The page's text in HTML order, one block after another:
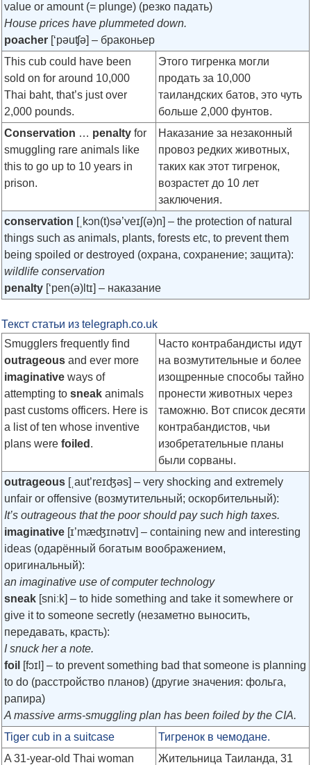
value or amount (= plunge) (резко падать)
House prices have plummeted down.
poacher [‘pəuʧə] – браконьер
This cub could have been
sold on for around 10,000
Thai baht, that’s just over
2,000 pounds.
Этого тигренка могли
продать за 10,000
таиландских батов, это чуть
больше 2,000 фунтов.
Conservation … penalty for
smuggling rare animals like
this to go up to 10 years in
prison.
Наказание за незаконный
провоз редких животных,
таких как этот тигренок,
возрастет до 10 лет
заключения.
conservation [ˌkɔn(t)sə’veɪʃ(ə)n] – the protection of natural
things such as animals, plants, forests etc, to prevent them
being spoiled or destroyed (охрана, сохранение; защита):
wildlife conservation
penalty [‘pen(ə)ltɪ] – наказание
Текст статьи из telegraph.co.uk
Smugglers frequently find
outrageous and ever more
imaginative ways of
attempting to sneak animals
past customs officers. Here is
a list of ten whose inventive
plans were foiled .
Часто контрабандисты идут
на возмутительные и более
изощренные способы тайно
пронести животных через
таможню. Вот список десяти
контрабандистов, чьи
изобретательные планы
были сорваны.
outrageous [ˌaut’reɪʤəs] – very shocking and extremely
unfair or offensive (возмутительный; оскорбительный):
It’s outrageous that the poor should pay such high taxes.
imaginative [ɪ’mæʤɪnətɪv] – containing new and interesting
ideas (одарённый богатым воображением,
оригинальный):
an imaginative use of computer technology
sneak [sniːk] – to hide something and take it somewhere or
give it to someone secretly (незаметно выносить,
передавать, красть):
I snuck her a note.
foil [fɔɪl] – to prevent something bad that someone is planning
to do (расстройство планов) (другие значения: фольга,
рапира)
A massive arms-smuggling plan has been foiled by the CIA.
Tiger cub in a suitcase
Тигренок в чемодане.
A 31-year-old Thai woman
Жительница Таиланда, 31